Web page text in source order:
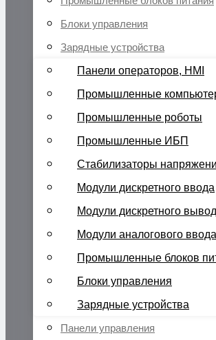
Блоки управления
Зарядные устройства
Панели операторов, HMI
Промышленные
Промышленные роботы
Промышленные ИБП
Стабилизаторы
Модули дискретного ввода
Модули дискретного
Модули аналогового ввода
Промышленные блоков
Блоки управления
Зарядные устройства
Панели управления